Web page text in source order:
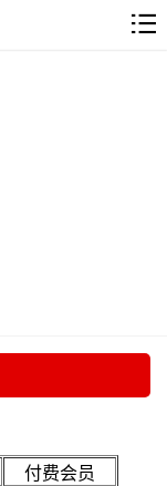
付费会员